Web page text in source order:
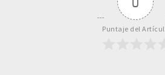
Puntaje del